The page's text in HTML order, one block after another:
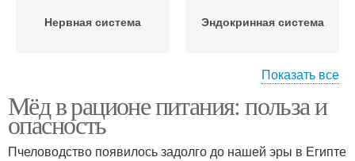
Нервная система Эндокринная система
Дыхательная система
Системы при
длительном
Показать все
Мёд в рационе питания: польза и
опасность
Пчеловодство появилось задолго до нашей эры в Египте